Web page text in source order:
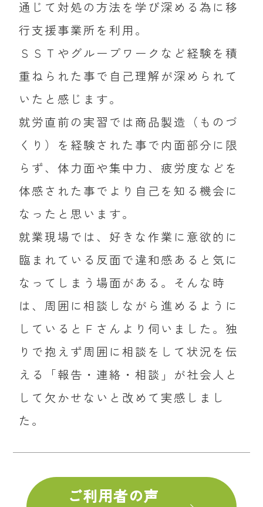
通じて対処の方法を学び深める為に移
行支援事業所を利用。
ＳＳＴやグループワークなど経験を積
重ねられた事で自己理解が深められて
いたと感じます。
就労直前の実習では商品製造（ものづ
くり）を経験された事で内面部分に限
らず、体力面や集中力、疲労度などを
体感された事でより自己を知る機会に
なったと思います。
就業現場では、好きな作業に意欲的に
臨まれている反面で違和感あると気に
なってしまう場面がある。そんな時
は、周囲に相談しながら進めるように
しているとＦさんより伺いました。独
りで抱えず周囲に相談をして状況を伝
える「報告・連絡・相談」が社会人と
して欠かせないと改めて実感しまし
た。
ご利用者の声